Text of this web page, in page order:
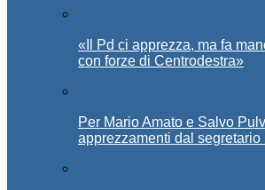
«Il Pd ci apprezza, ma fa
con forze di Centrodestra»
Per Mario Amato e Salvo
apprezzamenti dal segretario